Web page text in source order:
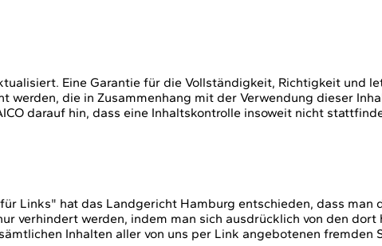
Eine Garantie für die Vollständigkeit, Richtigkeit und
werden, die in Zusammenhang mit der Verwendung dieser
darauf hin, dass eine Inhaltskontrolle insoweit nicht
Links" hat das Landgericht Hamburg entschieden, dass
verhindert werden, indem man sich ausdrücklich von den
Inhalten aller von uns per Link angebotenen fremden